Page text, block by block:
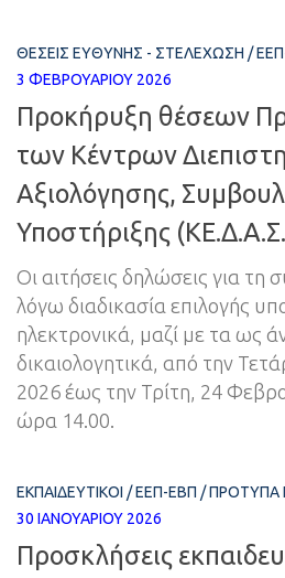
ΘΈΣΕΙΣ ΕΥΘΎΝΗΣ - ΣΤΕΛΈΧΩΣΗ /
3 ΦΕΒΡΟΥΑΡΊΟΥ 2026
Προκήρυξη θέσεων
των Κέντρων
Αξιολόγησης,
Υποστήριξης
Οι αιτήσεις δηλώσεις για τη
λόγω διαδικασία επιλογής
ηλεκτρονικά, μαζί με τα ως
δικαιολογητικά, από την
2026 έως την Τρίτη, 24
ώρα 14.00.
ΕΚΠΑΙΔΕΥΤΙΚΟΊ /ΕΕΠ-ΕΒΠ /ΠΡΌΤΥΠΑ
30 ΙΑΝΟΥΑΡΊΟΥ 2026
Προσκλήσεις